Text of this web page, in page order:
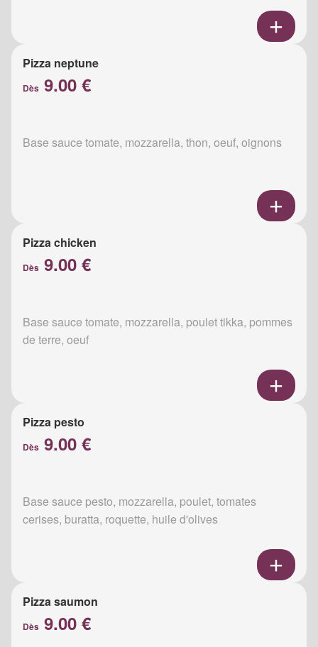
Pizza neptune
Dès 9.00 €
Base sauce tomate, mozzarella, thon, oeuf, oignons
Pizza chicken
Dès 9.00 €
Base sauce tomate, mozzarella, poulet tikka, pommes
de terre, oeuf
Pizza pesto
Dès 9.00 €
Base sauce pesto, mozzarella, poulet, tomates
cerises, buratta, roquette, huile d'olives
Pizza saumon
Dès 9.00 €